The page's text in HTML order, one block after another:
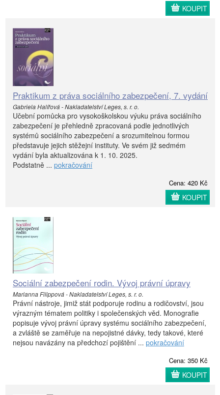
KOUPIT
Praktikum z práva sociálního zabezpečení, 7. vydání
Gabriela Halířová - Nakladatelství Leges, s. r. o.
Učební pomůcka pro vysokoškolskou výuku práva sociálního
zabezpečení je přehledně zpracovaná podle jednotlivých
systémů sociálního zabezpečení a srozumitelnou formou
představuje jejich stěžejní instituty. Ve svém již sedmém
vydání byla aktualizována k 1. 10. 2025.
Podstatně ... pokračování
Cena: 420 Kč
KOUPIT
Sociální zabezpečení rodin. Vývoj právní úpravy
Marianna Filippová - Nakladatelství Leges, s. r. o.
Právní nástroje, jimiž stát podporuje rodinu a rodičovství, jsou
výrazným tématem politiky i společenských věd. Monografie
popisuje vývoj právní úpravy systému sociálního zabezpečení,
a zvláště se zaměřuje na nepojistné dávky, tedy takové, které
nejsou navázány na předchozí pojištění ... pokračování
Cena: 350 Kč
KOUPIT